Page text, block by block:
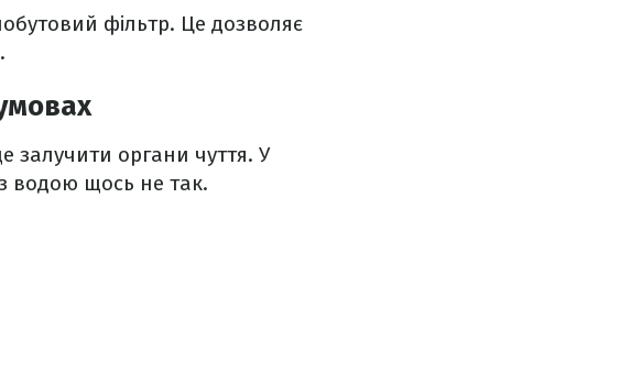
фільтр. Це дозволяє
залучити органи чуття. У
водою щось не так.